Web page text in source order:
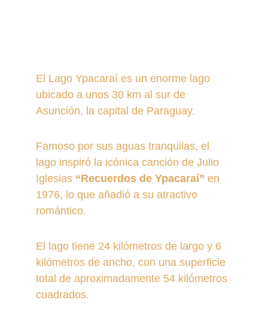
El Lago Ypacaraí es un enorme lago
ubicado a unos 30 km al sur de
Asunción, la capital de Paraguay.
Famoso por sus aguas tranquilas, el
lago inspiró la icónica canción de Julio
Iglesias “Recuerdos de Ypacaraí” en
1976, lo que añadió a su atractivo
romántico.
El lago tiene 24 kilómetros de largo y 6
kilómetros de ancho, con una superficie
total de aproximadamente 54 kilómetros
cuadrados.